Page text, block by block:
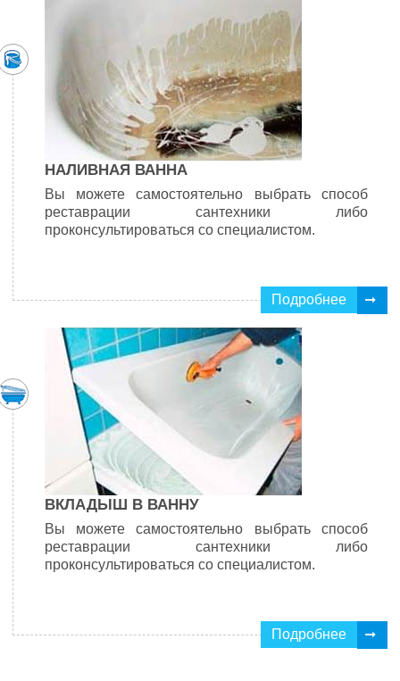
НАЛИВНАЯ ВАННА
Вы можете самостоятельно выбрать способ
реставрации сантехники либо
проконсультироваться со специалистом.
Подробнее
ВКЛАДЫШ В ВАННУ
Вы можете самостоятельно выбрать способ
реставрации сантехники либо
проконсультироваться со специалистом.
Подробнее